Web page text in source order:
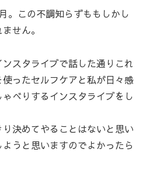
。この不調知らずももしかし
せん。
スタライブで話した通りこれ
ったセルフケアと私が日々感
べりするインスタライブをし
決めてやることはないと思い
うと思いますのでよかったら